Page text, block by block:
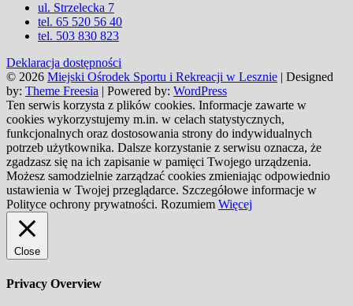
ul. Strzelecka 7
tel. 65 520 56 40
tel. 503 830 823
Deklaracja dostępności
© 2026 Miejski Ośrodek Sportu i Rekreacji w Lesznie | Designed
by: Theme Freesia | Powered by: WordPress
Ten serwis korzysta z plików cookies. Informacje zawarte w
cookies wykorzystujemy m.in. w celach statystycznych,
funkcjonalnych oraz dostosowania strony do indywidualnych
potrzeb użytkownika. Dalsze korzystanie z serwisu oznacza, że
zgadzasz się na ich zapisanie w pamięci Twojego urządzenia.
Możesz samodzielnie zarządzać cookies zmieniając odpowiednio
ustawienia w Twojej przeglądarce. Szczegółowe informacje w
Polityce ochrony prywatności. Rozumiem Więcej
Close
Privacy Overview